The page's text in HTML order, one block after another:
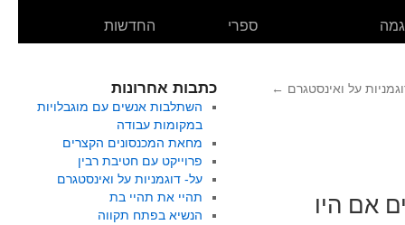
ספרי החדשות
על ואינסטגרם ←
אם היו
כתבות אחרונות
השתלבות אנשים עם מוגבלויות
במקומות עבודה
מחאת המכנסונים הקצרים
פרוייקט עם חטיבת רבין
על- דוגמניות על ואינסטגרם
תהיי את תהיי בת
הנשיא בפתח תקווה